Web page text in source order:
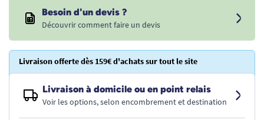
Besoin d'un devis ?
Découvrir comment faire un devis
Livraison offerte dès 159€ d'achats sur tout le site
Livraison à domicile ou en point relais
Voir les options, selon encombrement et destination